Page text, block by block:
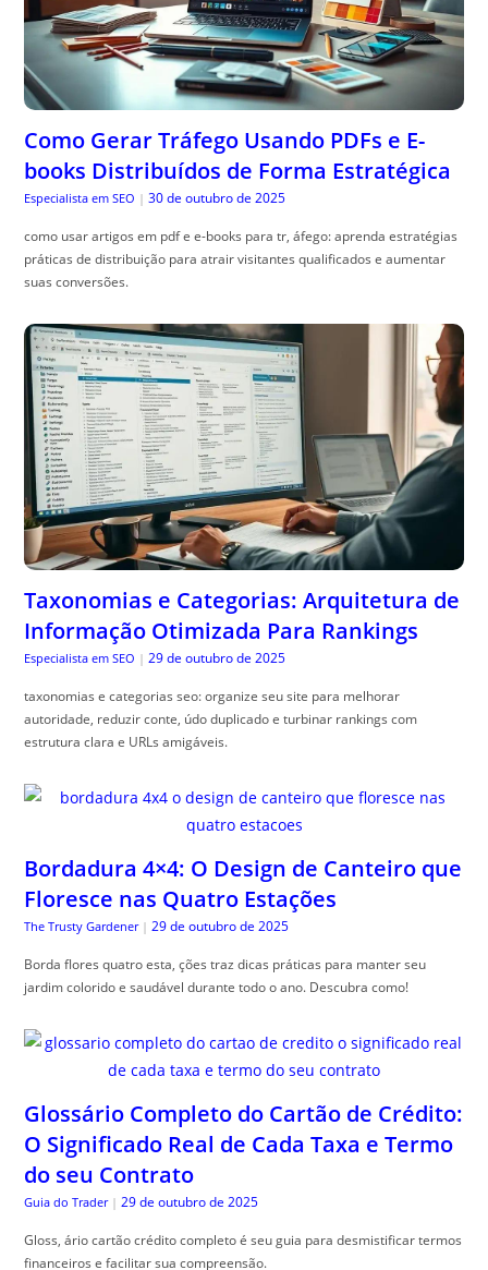
Como Gerar Tráfego Usando PDFs e E-
books Distribuídos de Forma Estratégica
Especialista em SEO | 30 de outubro de 2025
como usar artigos em pdf e e-books para tr, áfego: aprenda estratégias
práticas de distribuição para atrair visitantes qualificados e aumentar
suas conversões.
Taxonomias e Categorias: Arquitetura de
Informação Otimizada Para Rankings
Especialista em SEO | 29 de outubro de 2025
taxonomias e categorias seo: organize seu site para melhorar
autoridade, reduzir conte, údo duplicado e turbinar rankings com
estrutura clara e URLs amigáveis.
Bordadura 4×4: O Design de Canteiro que
Floresce nas Quatro Estações
The Trusty Gardener | 29 de outubro de 2025
Borda flores quatro esta, ções traz dicas práticas para manter seu
jardim colorido e saudável durante todo o ano. Descubra como!
Glossário Completo do Cartão de Crédito:
O Significado Real de Cada Taxa e Termo
do seu Contrato
Guia do Trader | 29 de outubro de 2025
Gloss, ário cartão crédito completo é seu guia para desmistificar termos
financeiros e facilitar sua compreensão.